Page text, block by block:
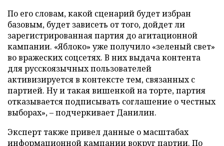
По его словам, какой сценарий будет избран
базовым, будет зависеть от того, дойдет ли
зарегистрированная партия до агитационной
кампании. «Яблоко» уже получило «зеленый свет»
во вражеских соцсетях. В них выдача контента
для русскоязычных пользователей
активизируется в контексте тем, связанных с
партией. Ну и такая вишенкой на торте, партия
отказывается подписывать соглашение о честных
выборах», – подчеркивает Данилин.
Эксперт также привел данные о масштабах
информационной кампании вокруг партии. По